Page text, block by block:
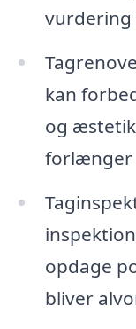
vurdering
kan
og
forlænger
opdage
bliver